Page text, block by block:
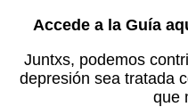
Accede a la Guía
Juntxs, podemos
depresión sea tratada
que